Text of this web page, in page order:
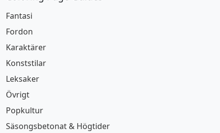
Fantasi
Fordon
Karaktärer
Konststilar
Leksaker
Övrigt
Popkultur
Säsongsbetonat & Högtider